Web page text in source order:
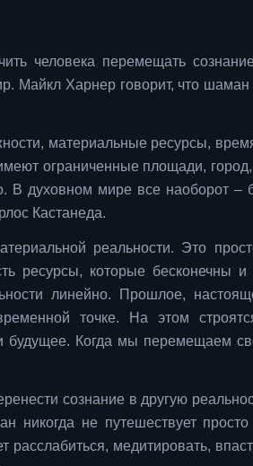
человека перемещать
Майкл Харнер говорит, что шаман
материальные ресурсы,
ограниченные площади,
В духовном мире все наоборот –
Кастанеда.
реальности. Это
ресурсы, которые бесконечны и
линейно. Прошлое,
точке. На этом
Когда мы перемещаем
сознание в другую
не путешествует просто
расслабиться, медитировать,